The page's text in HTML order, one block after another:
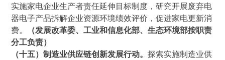
实施家电企业生产者责任延伸目标制度，研究开展废弃电
器电子产品拆解企业资源环境绩效评价，促进家电更新消
费。
（发展改革委、工业和信息化部、生态环境部按职责
分工负责）
（十五）制造业供应链创新发展行动。探索实施制造业供